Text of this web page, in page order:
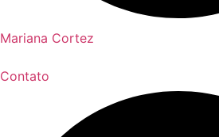
Mariana Cortez
Contato